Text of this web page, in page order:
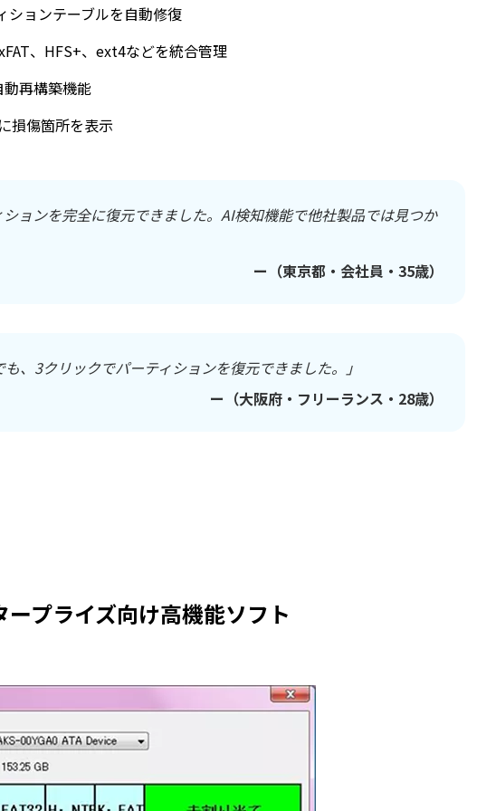
ションテーブルを自動修復
、HFS+、ext4などを統合管理
再構築機能
損傷箇所を表示
ョンを完全に復元できました。AI検知機能で他社製品では見つか
ー（東京都・会社員・35歳）
、3クリックでパーティションを復元できました。」
ー（大阪府・フリーランス・28歳）
プライズ向け高機能ソフト